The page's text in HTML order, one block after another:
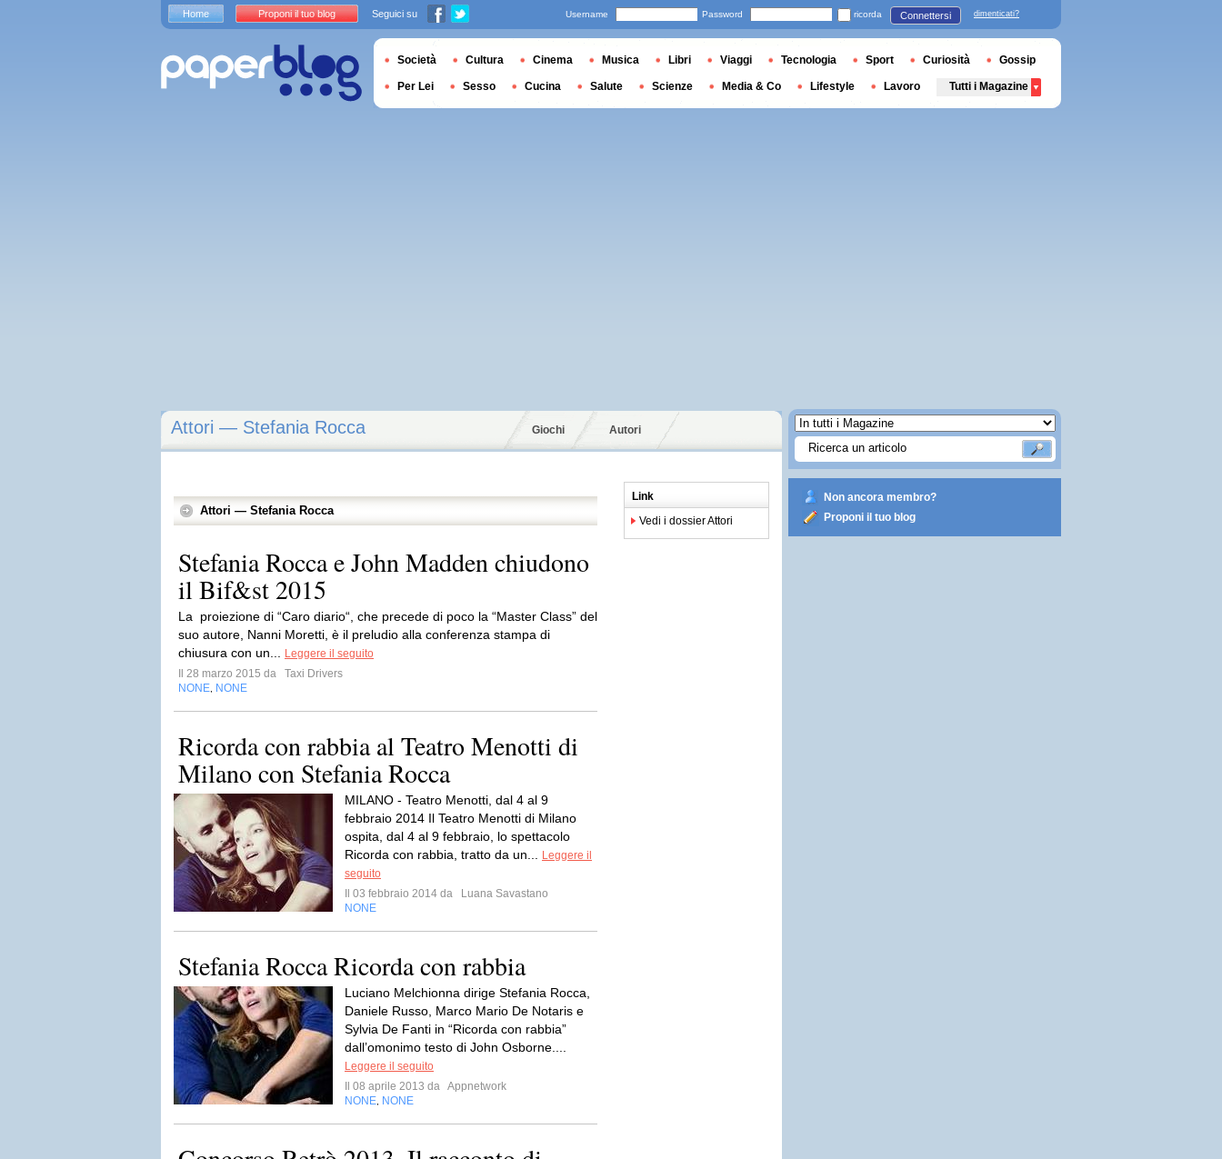
Attori — Stefania Rocca Giochi Autori
Attori — Stefania Rocca
Stefania Rocca e John Madden chiudono
il Bif&st 2015
La proiezione di “Caro diario“, che precede di poco la “Master Class” del
suo autore, Nanni Moretti, è il preludio alla conferenza stampa di
chiusura con un...
Leggere il seguito
Il 28 marzo 2015 da
Taxi Drivers
NONE NONE
Ricorda con rabbia al Teatro Menotti di
Milano con Stefania Rocca
MILANO - Teatro Menotti, dal 4 al 9
febbraio 2014 Il Teatro Menotti di Milano
ospita, dal 4 al 9 febbraio, lo spettacolo
Ricorda con rabbia, tratto da un...
Leggere il
seguito
Il 03 febbraio 2014 da
Luana Savastano
NONE
Stefania Rocca Ricorda con rabbia
Luciano Melchionna dirige Stefania Rocca,
Daniele Russo, Marco Mario De Notaris e
Sylvia De Fanti in “Ricorda con rabbia”
dall’omonimo testo di John Osborne....
Leggere il seguito
Il 08 aprile 2013 da Appnetwork
NONE NONE
Link
Vedi i dossier Attori
Non ancora membro?
Proponi il tuo blog
Home Proponi il tuo blog Seguici su Username Password ricorda Connettersi dimenticati?
Società Cultura Cinema Musica Libri Viaggi Tecnologia Sport Curiosità Gossip
Per Lei Sesso Cucina Salute Scienze Media & Co Lifestyle Lavoro Tutti i Magazine